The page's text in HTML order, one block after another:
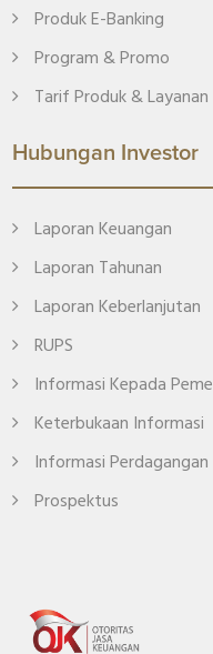
Produk E-Banking
Program & Promo
Tarif Produk & Layanan
Hubungan Investor
Laporan Keuangan
Laporan Tahunan
Laporan Keberlanjutan
RUPS
Informasi Kepada
Keterbukaan Informasi
Informasi
Prospektus